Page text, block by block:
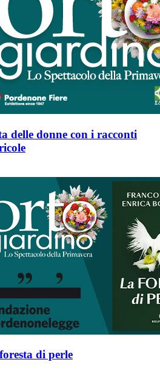
delle donne con i racconti
di perle